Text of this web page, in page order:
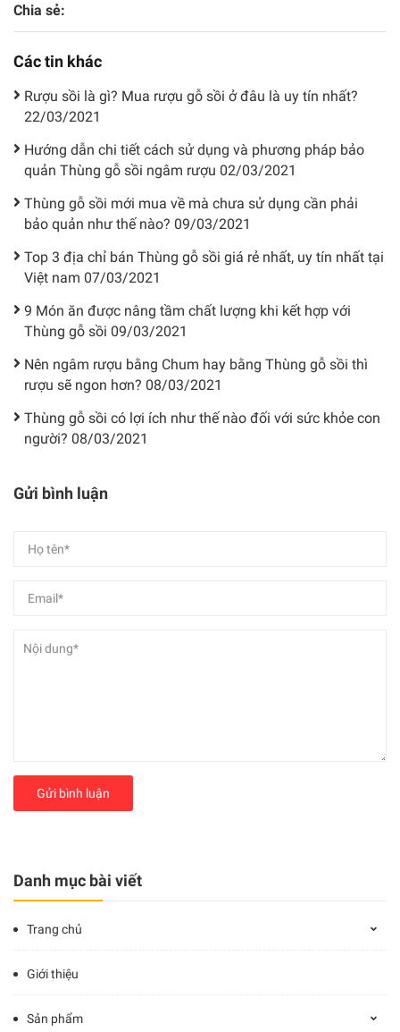
Danh mục bài viết
Trang chủ
Giới thiệu
Sản phẩm
Chia sẻ:
Các tin khác
Rượu sồi là gì? Mua rượu gỗ sồi ở đâu là uy tín nhất?
22/03/2021
Hướng dẫn chi tiết cách sử dụng và phương pháp bảo
quản Thùng gỗ sồi ngâm rượu 02/03/2021
Thùng gỗ sồi mới mua về mà chưa sử dụng cần phải
bảo quản như thế nào? 09/03/2021
Top 3 địa chỉ bán Thùng gỗ sồi giá rẻ nhất, uy tín nhất tại
Việt nam 07/03/2021
9 Món ăn được nâng tầm chất lượng khi kết hợp với
Thùng gỗ sồi 09/03/2021
Nên ngâm rượu bằng Chum hay bằng Thùng gỗ sồi thì
rượu sẽ ngon hơn? 08/03/2021
Thùng gỗ sồi có lợi ích như thế nào đối với sức khỏe con
người? 08/03/2021
Gửi bình luận
Gửi bình luận